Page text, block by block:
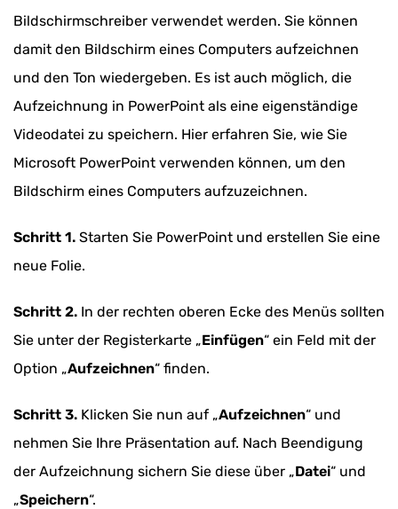
Bildschirmschreiber verwendet werden. Sie können
damit den Bildschirm eines Computers aufzeichnen
und den Ton wiedergeben. Es ist auch möglich, die
Aufzeichnung in PowerPoint als eine eigenständige
Videodatei zu speichern. Hier erfahren Sie, wie Sie
Microsoft PowerPoint verwenden können, um den
Bildschirm eines Computers aufzuzeichnen.
Schritt 1. Starten Sie PowerPoint und erstellen Sie eine
neue Folie.
Schritt 2. In der rechten oberen Ecke des Menüs sollten
Sie unter der Registerkarte „Einfügen“ ein Feld mit der
Option „Aufzeichnen“ finden.
Schritt 3. Klicken Sie nun auf „Aufzeichnen“ und
nehmen Sie Ihre Präsentation auf. Nach Beendigung
der Aufzeichnung sichern Sie diese über „Datei“ und
„Speichern“.